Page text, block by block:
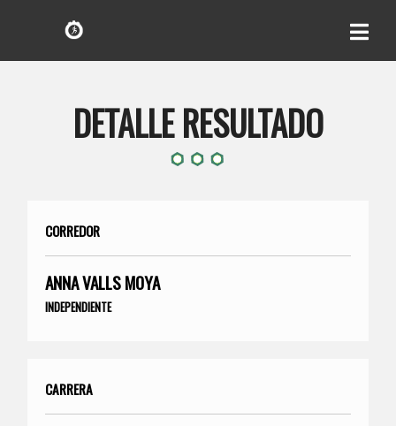
DETALLE RESULTADO
CORREDOR
ANNA VALLS MOYA
INDEPENDIENTE
CARRERA